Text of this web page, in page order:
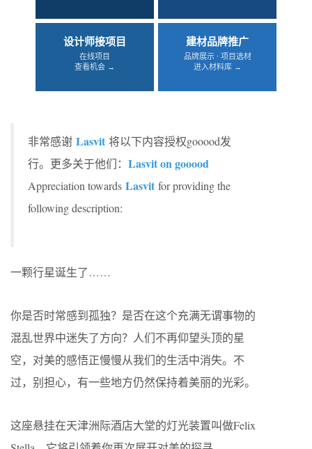
设计师接项目
在线项目
查看机会 →
建材品牌推广
品牌展示 · 项目选材
进入材料库 →
非常感谢 Lasvit 将以下内容授权gooood发
行。更多关于他们： Lasvit on gooood
Appreciation towards Lasvit for providing the
following description:
一颗行星诞生了……
你是否时常感到孤独？是否在这个充满无谓事物的
混乱世界中迷失了方向？人们不再仰望头顶的星
空，对美的感悟正慢慢从我们的生活中消失。不
过，别担心，有一些地方仍然保持着美丽的光彩。
这座悬挂在天津洲际酒店大堂的灯光装置叫做Felix